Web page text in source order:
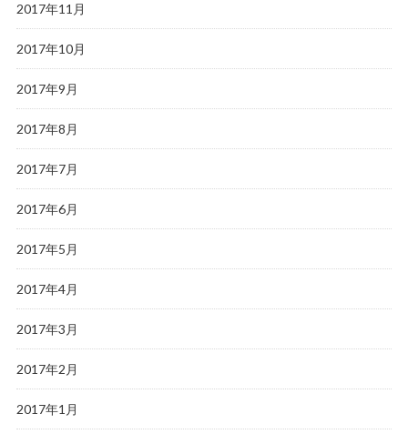
2017年11月
2017年10月
2017年9月
2017年8月
2017年7月
2017年6月
2017年5月
2017年4月
2017年3月
2017年2月
2017年1月